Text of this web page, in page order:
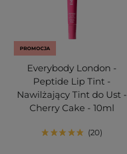
PROMOCJA
Everybody London -
Peptide Lip Tint -
Nawilżający Tint do Ust -
Cherry Cake - 10ml
20